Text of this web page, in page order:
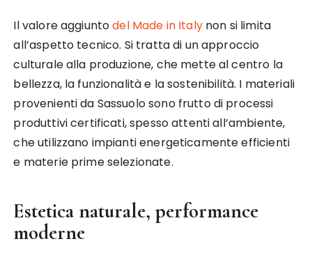
Il valore aggiuntodel Made in Italynon si limita
all’aspetto tecnico. Si tratta di un approccio
culturale alla produzione, che mette al centro la
bellezza, la funzionalità e la sostenibilità. I materiali
provenienti da Sassuolo sono frutto di processi
produttivi certificati, spesso attenti all’ambiente,
che utilizzano impianti energeticamente efficienti
e materie prime selezionate.
Estetica naturale, performance
moderne